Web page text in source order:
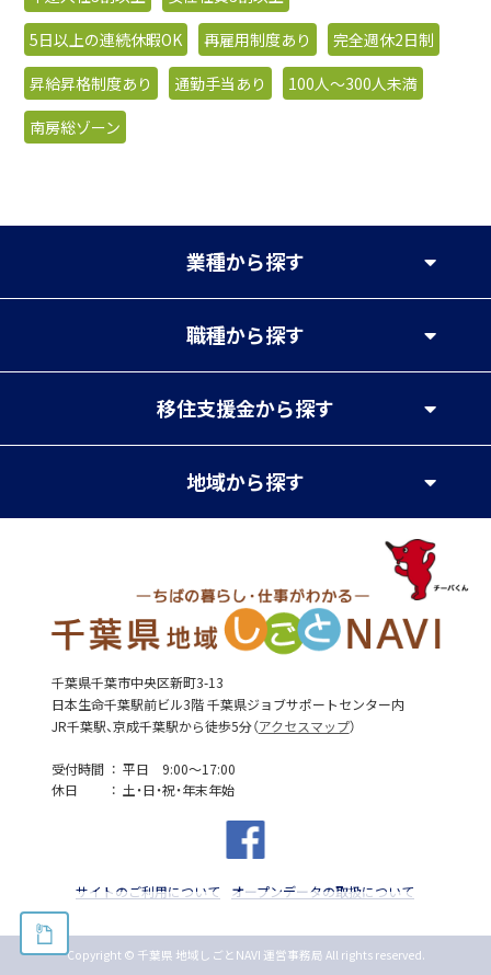
5日以上の連続休暇OK
再雇用制度あり
完全週休2日制
昇給昇格制度あり
通勤手当あり
100人〜300人未満
南房総ゾーン
業種から探す
職種から探す
移住支援金から探す
地域から探す
千葉県千葉市中央区新町3-13
日本生命千葉駅前ビル3階 千葉県ジョブサポートセンター内
JR千葉駅、京成千葉駅から徒歩5分（アクセスマップ）
受付時間
平日 9:00～17:00
休日
土・日・祝・年末年始
サイトのご利用について オープンデータの取扱について
Copyright © 千葉県 地域しごとNAVI 運営事務局 All rights reserved.